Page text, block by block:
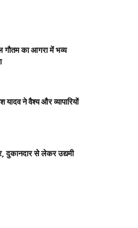
गौतम का आगरा में भव्य
ने वैश्य और व्यापारियों
दुकानदार से लेकर उद्यमी